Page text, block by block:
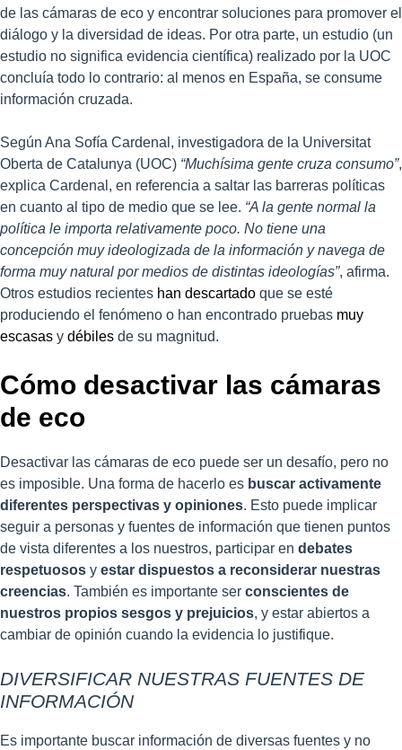
de las cámaras de eco y encontrar soluciones para promover el
diálogo y la diversidad de ideas. Por otra parte, un estudio (un
estudio no significa evidencia científica) realizado por la UOC
concluía todo lo contrario: al menos en España, se consume
información cruzada.
Según Ana Sofía Cardenal, investigadora de la Universitat
Oberta de Catalunya (UOC) “Muchísima gente cruza consumo”,
explica Cardenal, en referencia a saltar las barreras políticas
en cuanto al tipo de medio que se lee. “A la gente normal la
política le importa relativamente poco. No tiene una
concepción muy ideologizada de la información y navega de
forma muy natural por medios de distintas ideologías”, afirma.
Otros estudios recientes han descartado que se esté
produciendo el fenómeno o han encontrado pruebas muy
escasas y débiles de su magnitud.
Cómo desactivar las cámaras
de eco
Desactivar las cámaras de eco puede ser un desafío, pero no
es imposible. Una forma de hacerlo es buscar activamente
diferentes perspectivas y opiniones. Esto puede implicar
seguir a personas y fuentes de información que tienen puntos
de vista diferentes a los nuestros, participar en debates
respetuosos y estar dispuestos a reconsiderar nuestras
creencias. También es importante ser conscientes de
nuestros propios sesgos y prejuicios, y estar abiertos a
cambiar de opinión cuando la evidencia lo justifique.
DIVERSIFICAR NUESTRAS FUENTES DE
INFORMACIÓN
Es importante buscar información de diversas fuentes y no